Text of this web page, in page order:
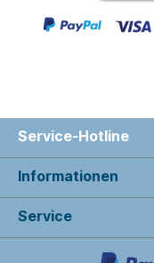
Service-Hotline
Informationen
Service